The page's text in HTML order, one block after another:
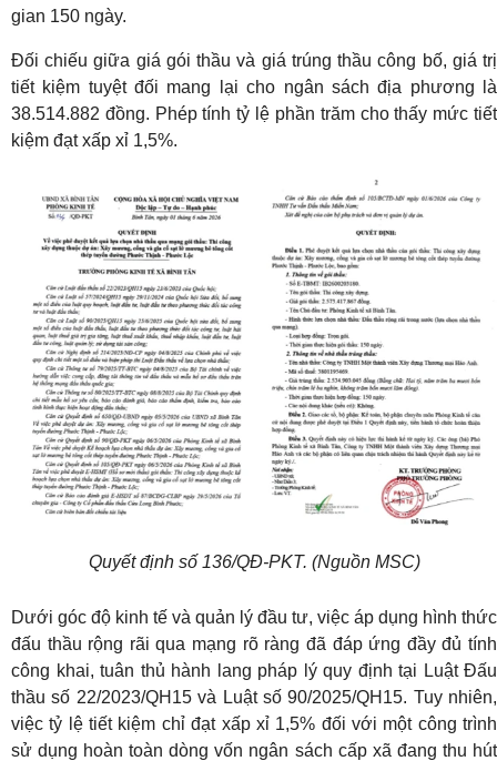
gian 150 ngày.
Đối chiếu giữa giá gói thầu và giá trúng thầu công bố, giá trị
tiết kiệm tuyệt đối mang lại cho ngân sách địa phương là
38.514.882 đồng. Phép tính tỷ lệ phần trăm cho thấy mức tiết
kiệm đạt xấp xỉ 1,5%.
Quyết định số 136/QĐ-PKT. (Nguồn MSC)
Dưới góc độ kinh tế và quản lý đầu tư, việc áp dụng hình thức
đấu thầu rộng rãi qua mạng rõ ràng đã đáp ứng đầy đủ tính
công khai, tuân thủ hành lang pháp lý quy định tại Luật Đấu
thầu số 22/2023/QH15 và Luật số 90/2025/QH15. Tuy nhiên,
việc tỷ lệ tiết kiệm chỉ đạt xấp xỉ 1,5% đối với một công trình
sử dụng hoàn toàn dòng vốn ngân sách cấp xã đang thu hút